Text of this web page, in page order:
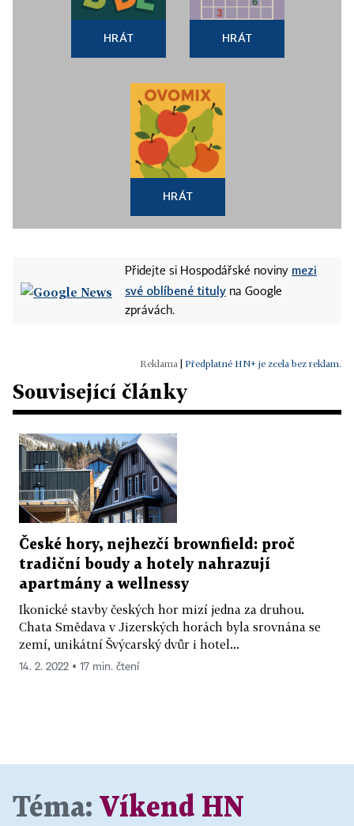
HRÁT HRÁT
HRÁT
Přidejte si Hospodářské noviny mezi
své oblíbené tituly na Google
zprávách.
Předplatné HN+ je zcela bez reklam.
Související články
České hory, nejhezčí brownfield: proč
tradiční boudy a hotely nahrazují
apartmány a wellnessy
Ikonické stavby českých hor mizí jedna za druhou.
Chata Smědava v Jizerských horách byla srovnána se
zemí, unikátní Švýcarský dvůr i hotel...
14. 2. 2022 ▪ 17 min. čtení
Téma: Víkend HN